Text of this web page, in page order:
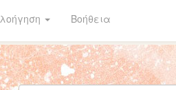
Βοήθεια